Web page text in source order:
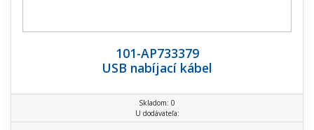
101-AP733379
USB nabíjací kábel
Skladom: 0
U dodávateľa: